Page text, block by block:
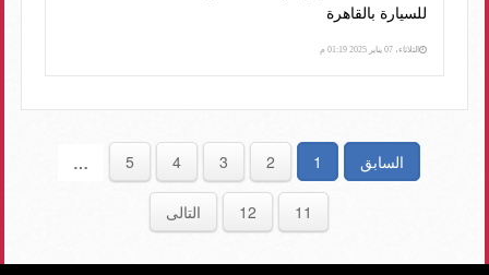
للسيارة بالقاهرة
الثلاثاء، 07 يناير 2025 01:19 م
السابق 1
2
3
4
5
…
11
12 التالى